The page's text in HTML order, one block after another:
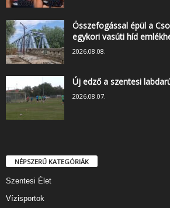
Összefogással épül a
egykori vasúti híd
2026.08.08.
Új edző a szentesi
2026.08.07.
NÉPSZERŰ KATEGÓRIÁK
Szentesi Élet
Vízisportok